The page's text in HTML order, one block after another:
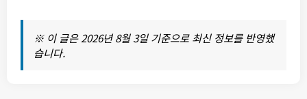
※ 이 글은 2026년 8월 3일 기준으로 최신 정보를 반영했
습니다.